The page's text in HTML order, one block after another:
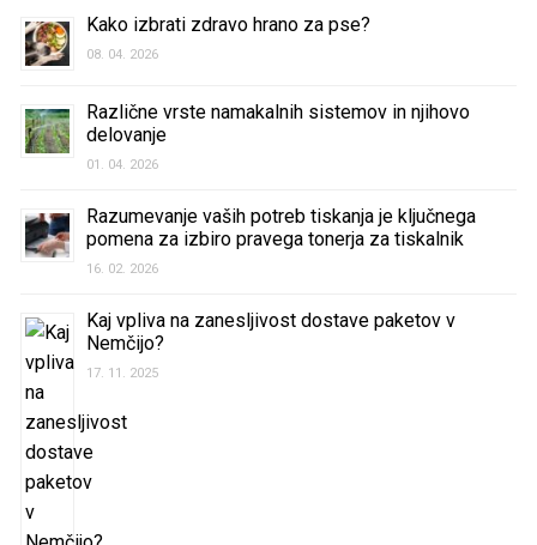
Kako izbrati zdravo hrano za pse?
08. 04. 2026
Različne vrste namakalnih sistemov in njihovo
delovanje
01. 04. 2026
Razumevanje vaših potreb tiskanja je ključnega
pomena za izbiro pravega tonerja za tiskalnik
16. 02. 2026
Kaj vpliva na zanesljivost dostave paketov v
Nemčijo?
17. 11. 2025